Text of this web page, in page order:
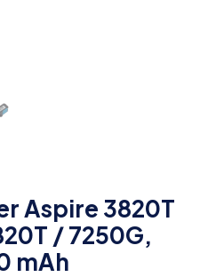
Aspire 3820T
/ 7250G,
mAh